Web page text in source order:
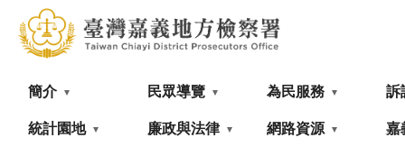
簡介 民眾導覽 為民服務 訴
統計園地 廉政與法律 網路資源 嘉